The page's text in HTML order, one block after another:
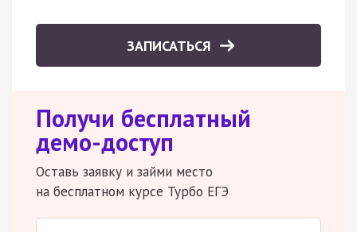
ЗАПИСАТЬСЯ
Получи бесплатный
демо-доступ
Оставь заявку и займи место
на бесплатном курсе Турбо ЕГЭ